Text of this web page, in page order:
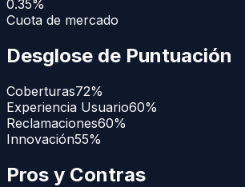
0.35%
Cuota de mercado
Desglose de Puntuación
Coberturas72%
Experiencia Usuario60%
Reclamaciones60%
Innovación55%
Pros y Contras